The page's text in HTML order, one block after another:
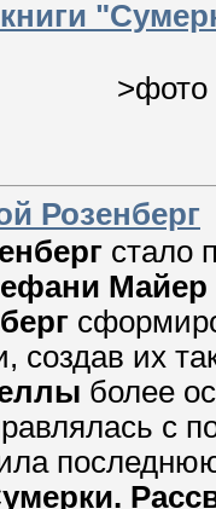
>фото
Розенберг
стало
Майер
создав их
более